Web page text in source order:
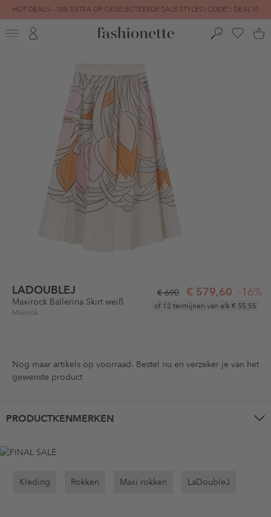
HOT DEALS: -10% EXTRA OP GESELECTEERDE SALE STYLES | CODE*: DEAL10
FINAL SALE | TOT -80% GEREDUCEERD
LADOUBLEJ
Maxirock Ballerina Skirt weiß
Maxirok
€ 690 € 579,60 -16%
of 12 termijnen van elk€ 55,55
Nog maar artikels op voorraad. Bestel nu en verzeker je van het
gewenste product
PRODUCTKENMERKEN
Kleding Rokken Maxi rokken LaDoubleJ